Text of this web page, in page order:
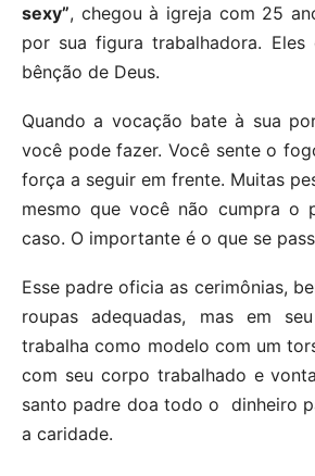
sexy”, chegou à igreja com 25
por sua figura trabalhadora. Eles
bênção de Deus.
Quando a vocação bate à sua
você pode fazer. Você sente o
força a seguir em frente. Muitas
mesmo que você não cumpra o
caso. O importante é o que se
Esse padre oficia as cerimônias,
roupas adequadas, mas em
trabalha como modelo com um
com seu corpo trabalhado e
santo padre doa todo o dinheiro
a caridade.